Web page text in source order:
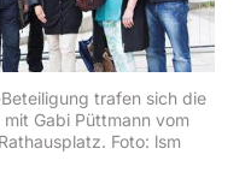
trafen sich die
Gabi Püttmann vom
Foto: lsm